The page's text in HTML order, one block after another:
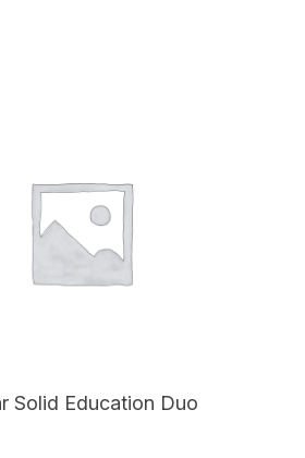
Solid Education Duo